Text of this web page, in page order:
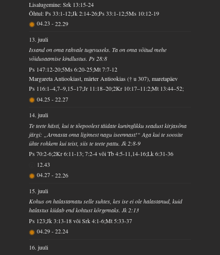
Lisalugemine: Srk 13:15-24
Õhtul: Ps 33:1-12;Jk 2:14-26;Ps 33:1-12;5Ms 10:12-19
04.23 -22.29
13. juuli
Issand on oma rahvale tugevuseks. Ta on oma võitud mehe
võidusaamise kindlustus. Ps 28:8
Ps 147:12-20;5Ms 6:20-25;Mt 7:7-12
Margareta Antiookiast, märter Antiookias († u 307), maretapäev
Ps 116:1–4,7–9,15–17;Jr 11:18–20;2Kr 10:17–11:2;Mt 13:44–52;
04.25-22.27
14. juuli
Te teete hästi, kui te tõepoolest täidate kuninglikku seadust kirjasõna
järgi: „Armasta oma ligimest nagu iseennast!“ Aga kui te soosite
ühte rohkem kui teist, siis te teete pattu. Jk 2:8-9
Ps 70:2-6;2Kr 6:11-13; 7:2-4 või Tb 4:5-11,14-16;Lk 6:31-36
12.43
04.27-22.26
15. juuli
Kohus on halastamatu selle suhtes, kes ise ei ole halastanud, kuid
halastus kiidab end kohtust kõrgemaks. Jk 2:13
Ps 123;Jk 3:13-18 või Srk 4:1-6;Mt 5:33-37
04.29-22.24
16. juuli